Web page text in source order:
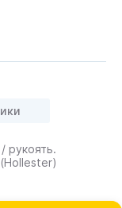
рукоять.